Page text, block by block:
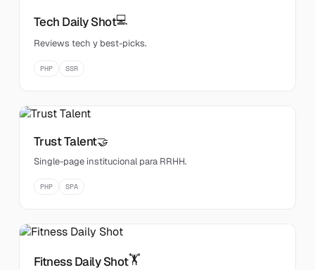
Tech Daily Shot💻
Reviews tech y best-picks.
PHP SSR
Trust Talent🤝
Single-page institucional para RRHH.
PHP SPA
Fitness Daily Shot🏋️